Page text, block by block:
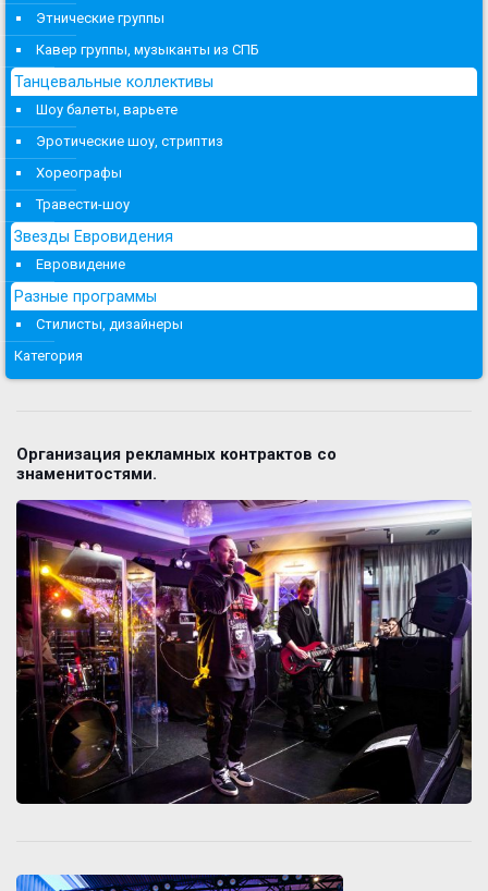
Этнические группы
Кавер группы, музыканты из СПБ
Танцевальные коллективы
Шоу балеты, варьете
Эротические шоу, стриптиз
Хореографы
Травести-шоу
Звезды Евровидения
Евровидение
Разные программы
Стилисты, дизайнеры
Категория
Организация рекламных контрактов со
знаменитостями.